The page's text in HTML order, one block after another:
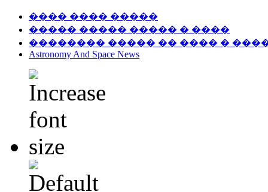
���� ���� �����
����� ����� ����� � ����
�������� ����� �� ���� �
Astronomy And Space News